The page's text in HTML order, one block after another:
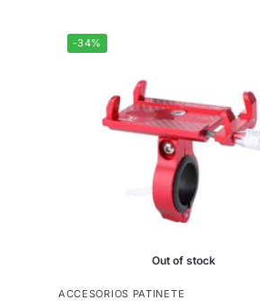
-34%
Out of stock
ACCESORIOS PATINETE